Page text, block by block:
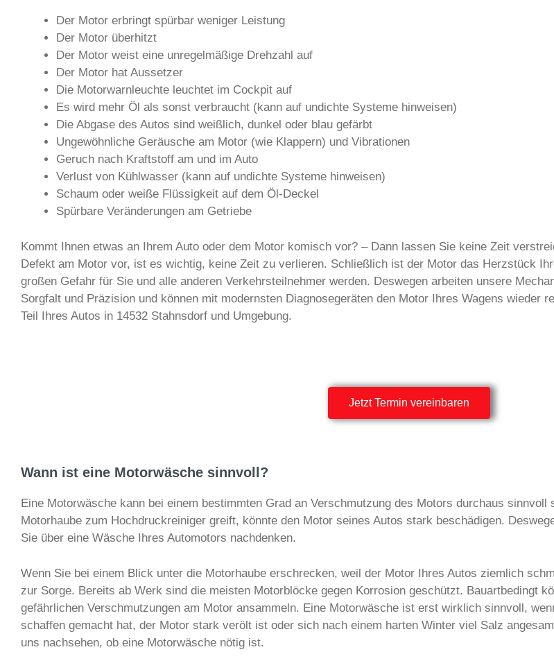
Der Motor erbringt spürbar weniger Leistung
Der Motor überhitzt
Der Motor weist eine unregelmäßige Drehzahl auf
Der Motor hat Aussetzer
Die Motorwarnleuchte leuchtet im Cockpit auf
Es wird mehr Öl als sonst verbraucht (kann auf undichte Systeme hinweisen)
Die Abgase des Autos sind weißlich, dunkel oder blau gefärbt
Ungewöhnliche Geräusche am Motor (wie Klappern) und Vibrationen
Geruch nach Kraftstoff am und im Auto
Verlust von Kühlwasser (kann auf undichte Systeme hinweisen)
Schaum oder weiße Flüssigkeit auf dem Öl-Deckel
Spürbare Veränderungen am Getriebe
Kommt Ihnen etwas an Ihrem Auto oder dem Motor komisch vor? – Dann lassen Sie keine Zeit
Defekt am Motor vor, ist es wichtig, keine Zeit zu verlieren. Schließlich ist der Motor das Herzstück
großen Gefahr für Sie und alle anderen Verkehrsteilnehmer werden. Deswegen arbeiten unsere
Sorgfalt und Präzision und können mit modernsten Diagnosegeräten den Motor Ihres Wagens wieder
Teil Ihres Autos in 14532 Stahnsdorf und Umgebung.
Jetzt Termin vereinbaren
Wann ist eine Motorwäsche sinnvoll?
Eine Motorwäsche kann bei einem bestimmten Grad an Verschmutzung des Motors durchaus
Motorhaube zum Hochdruckreiniger greift, könnte den Motor seines Autos stark beschädigen.
Sie über eine Wäsche Ihres Automotors nachdenken.
Wenn Sie bei einem Blick unter die Motorhaube erschrecken, weil der Motor Ihres Autos ziemlich
zur Sorge. Bereits ab Werk sind die meisten Motorblöcke gegen Korrosion geschützt. Bauartbedingt
gefährlichen Verschmutzungen am Motor ansammeln. Eine Motorwäsche ist erst wirklich sinnvoll,
schaffen gemacht hat, der Motor stark verölt ist oder sich nach einem harten Winter viel Salz
uns nachsehen, ob eine Motorwäsche nötig ist.